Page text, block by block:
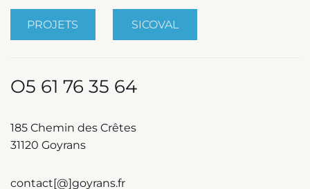
PROJETS SICOVAL
O5 61 76 35 64
185 Chemin des Crêtes
31120 Goyrans
contact[@]goyrans.fr